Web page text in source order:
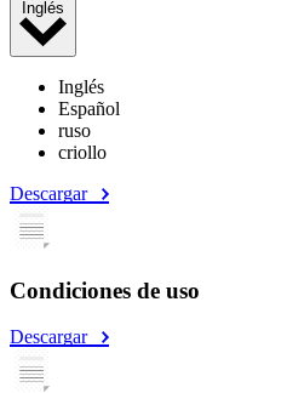
Inglés
Inglés
Español
ruso
criollo
Descargar
Condiciones de uso
Descargar